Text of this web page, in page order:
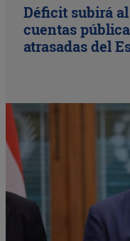
Déficit subirá al
cuentas
atrasadas del